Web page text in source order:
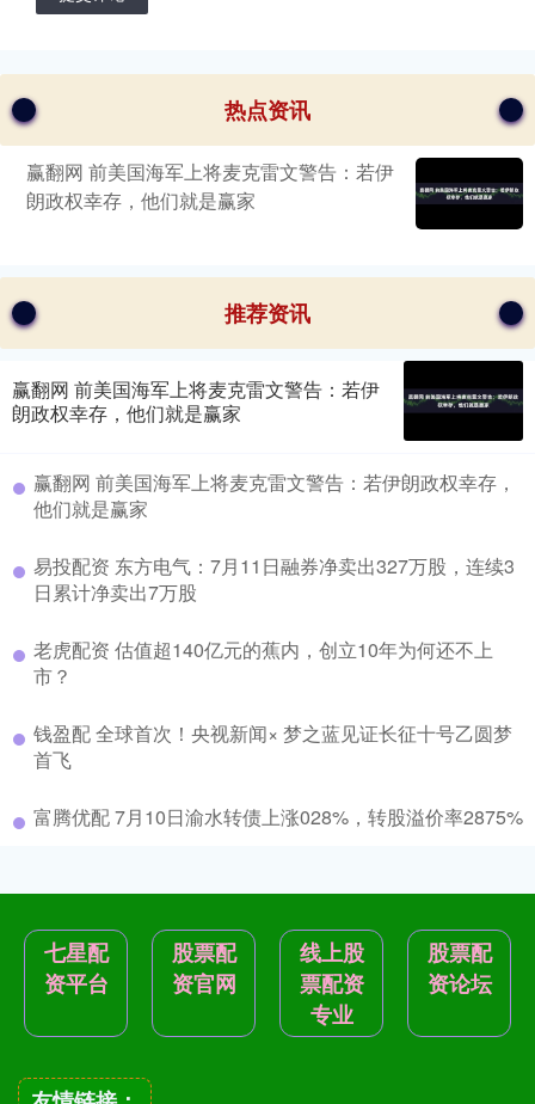
热点资讯
赢翻网 前美国海军上将麦克雷文警告：若伊
朗政权幸存，他们就是赢家
推荐资讯
赢翻网 前美国海军上将麦克雷文警告：若伊
朗政权幸存，他们就是赢家
赢翻网 前美国海军上将麦克雷文警告：若伊朗政权幸存，
他们就是赢家
易投配资 东方电气：7月11日融券净卖出327万股，连续3
日累计净卖出7万股
老虎配资 估值超140亿元的蕉内，创立10年为何还不上
市？
钱盈配 全球首次！央视新闻× 梦之蓝见证长征十号乙圆梦
首飞
富腾优配 7月10日渝水转债上涨028%，转股溢价率2875%
七星配
资平台
股票配
资官网
线上股
票配资
专业
股票配
资论坛